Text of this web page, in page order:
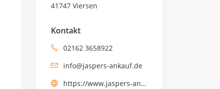
41747 Viersen
Kontakt
02162 3658922
info@jaspers-ankauf.de
https://www.jaspers-ankauf.de